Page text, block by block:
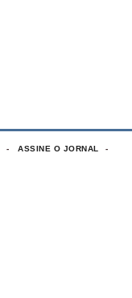
ASSINE O JORNAL